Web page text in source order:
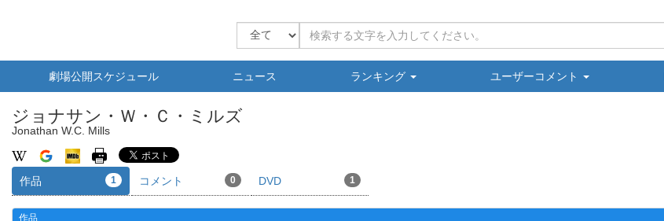
劇場公開スケジュール ニュース ランキング ユーザーコメント
ジョナサン・Ｗ・Ｃ・ミルズ
Jonathan W.C. Mills
作品 1 コメント 0 DVD 1
作品